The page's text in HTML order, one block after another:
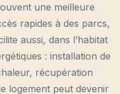
une meilleure
rapides à des parcs,
aussi, dans l’habitat
: installation de
récupération
logement peut devenir